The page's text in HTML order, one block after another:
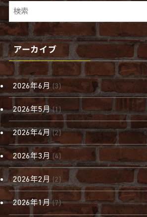
アーカイブ
2026年6月(3)
2026年5月(1)
2026年4月(2)
2026年3月 (4)
2026年2月 (2)
2026年1月(7)